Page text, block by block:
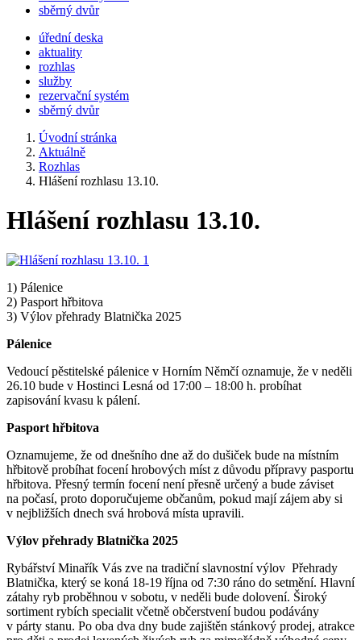
sběrný dvůr
úřední deska
aktuality
rozhlas
služby
rezervační systém
sběrný dvůr
Úvodní stránka
Aktuálně
Rozhlas
Hlášení rozhlasu 13.10.
Hlášení rozhlasu 13.10.
1) Pálenice
2) Pasport hřbitova
3) Výlov přehrady Blatnička 2025
Pálenice
Vedoucí pěstitelské pálenice v Horním Němčí oznamuje, že v neděli
26.10 bude v Hostinci Lesná od 17:00 – 18:00 h. probíhat
zapisování kvasu k pálení.
Pasport hřbitova
Oznamujeme, že od dnešního dne až do dušiček bude na místním
hřbitově probíhat focení hrobových míst z důvodu přípravy pasportu
hřbitova. Přesný termín focení není přesně určený a bude záviset
na počasí, proto doporučujeme občanům, pokud mají zájem aby si
v nejbližších dnech svá hrobová místa upravili.
Výlov přehrady Blatnička 2025
Rybářství Minařík Vás zve na tradiční slavnostní výlov Přehrady
Blatnička, který se koná 18-19 října od 7:30 ráno do setmění. Hlavní
zátahy ryb proběhnou v sobotu, v neděli bude dolovení. Široký
sortiment rybích specialit včetně občerstvení budou podávány
v párty stanu. Po oba dva dny bude zajištěn stánkový prodej, atrakce